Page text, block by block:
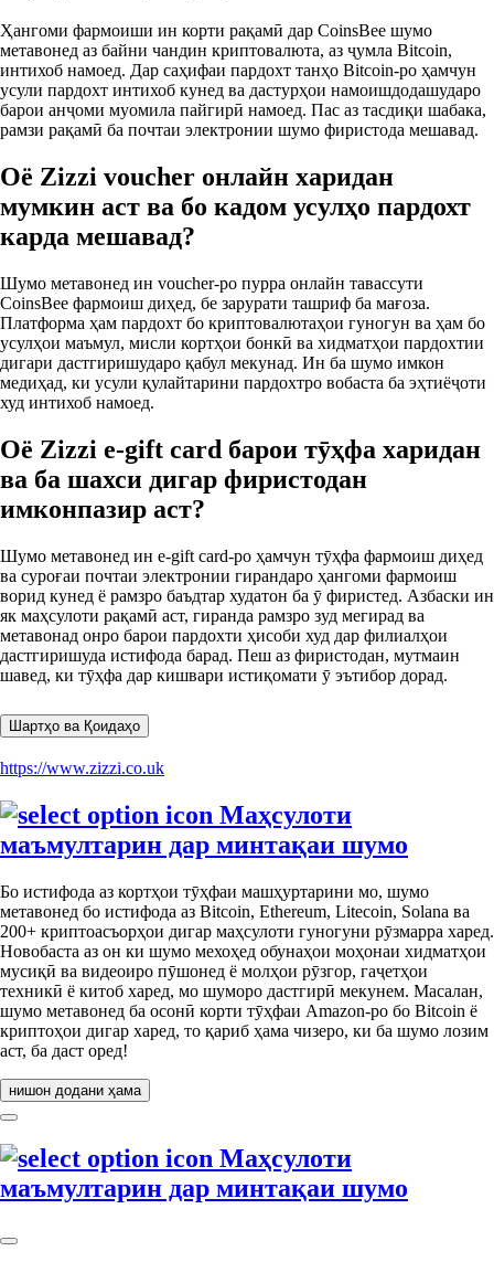
Ҳангоми фармоиши ин корти рақамӣ дар CoinsBee шумо
метавонед аз байни чандин криптовалюта, аз ҷумла Bitcoin,
интихоб намоед. Дар саҳифаи пардохт танҳо Bitcoin‑ро ҳамчун
усули пардохт интихоб кунед ва дастурҳои намоишдодашударо
барои анҷоми муомила пайгирӣ намоед. Пас аз тасдиқи шабака,
рамзи рақамӣ ба почтаи электронии шумо фиристода мешавад.
Оё Zizzi voucher онлайн харидан
мумкин аст ва бо кадом усулҳо пардохт
карда мешавад?
Шумо метавонед ин voucher‑ро пурра онлайн тавассути
CoinsBee фармоиш диҳед, бе зарурати ташриф ба мағоза.
Платформа ҳам пардохт бо криптовалютаҳои гуногун ва ҳам бо
усулҳои маъмул, мисли кортҳои бонкӣ ва хидматҳои пардохтии
дигари дастгиришударо қабул мекунад. Ин ба шумо имкон
медиҳад, ки усули қулайтарини пардохтро вобаста ба эҳтиёҷоти
худ интихоб намоед.
Оё Zizzi e‑gift card барои тӯҳфа харидан
ва ба шахси дигар фиристодан
имконпазир аст?
Шумо метавонед ин e‑gift card‑ро ҳамчун тӯҳфа фармоиш диҳед
ва суроғаи почтаи электронии гирандаро ҳангоми фармоиш
ворид кунед ё рамзро баъдтар худатон ба ӯ фиристед. Азбаски ин
як маҳсулоти рақамӣ аст, гиранда рамзро зуд мегирад ва
метавонад онро барои пардохти ҳисоби худ дар филиалҳои
дастгиришуда истифода барад. Пеш аз фиристодан, мутмаин
шавед, ки тӯҳфа дар кишвари истиқомати ӯ эътибор дорад.
Шартҳо ва Қоидаҳо
https://www.zizzi.co.uk
Маҳсулоти
маъмултарин дар минтақаи шумо
Бо истифода аз кортҳои тӯҳфаи машҳуртарини мо, шумо
метавонед бо истифода аз Bitcoin, Ethereum, Litecoin, Solana ва
200+ криптоасъорҳои дигар маҳсулоти гуногуни рӯзмарра харед.
Новобаста аз он ки шумо мехоҳед обунаҳои моҳонаи хидматҳои
мусиқӣ ва видеоиро пӯшонед ё молҳои рӯзгор, гаҷетҳои
техникӣ ё китоб харед, мо шуморо дастгирӣ мекунем. Масалан,
шумо метавонед ба осонӣ корти тӯҳфаи Amazon-ро бо Bitcoin ё
криптоҳои дигар харед, то қариб ҳама чизеро, ки ба шумо лозим
аст, ба даст оред!
нишон додани ҳама
Маҳсулоти
маъмултарин дар минтақаи шумо